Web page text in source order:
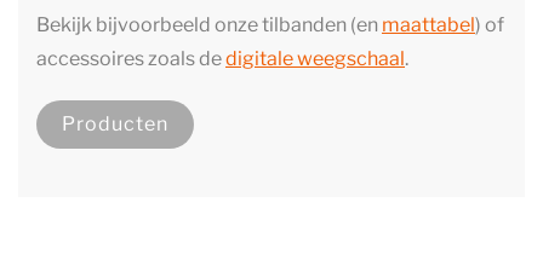
Bekijk bijvoorbeeld onze tilbanden (en maattabel) of
accessoires zoals dedigitale weegschaal.
Producten